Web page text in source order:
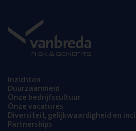
Inzich­ten
Duur­zaam­heid
Onze bedrijfs­cul­tuur
Onze vaca­tu­res
Diver­si­teit, gelijk­waar­dig­heid en
Part­ner­ships